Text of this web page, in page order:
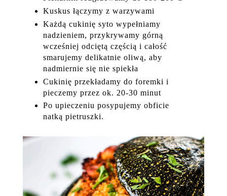
Kuskus łączymy z warzywami
Każdą cukinię syto wypełniamy
nadzieniem, przykrywamy górną
wcześniej odciętą częścią i całość
smarujemy delikatnie oliwą, aby
nadmiernie się nie spiekła
Cukinię przekładamy do foremki i
pieczemy przez ok. 20-30 minut
Po upieczeniu posypujemy obficie
natką pietruszki.